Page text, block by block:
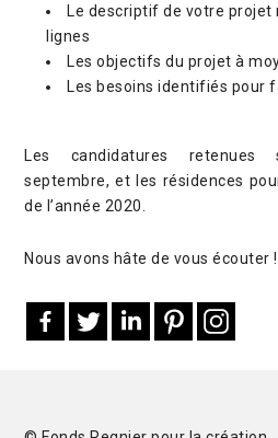
Le descriptif de votre projet
lignes
Les objectifs du projet à
Les besoins identifiés pour
Les candidatures retenues
septembre, et les résidences
de l’année 2020.
Nous avons hâte de vous écouter !